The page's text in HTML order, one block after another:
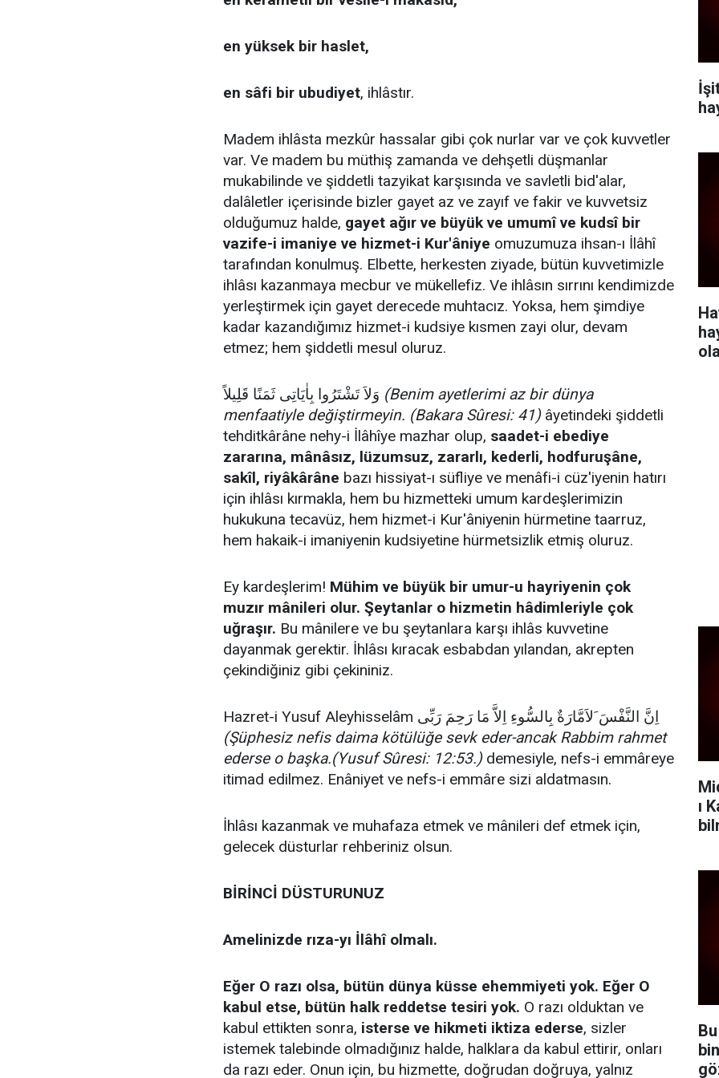
en yüksek bir haslet,
en sâfi bir ubudiyet, ihlâstır.
Madem ihlâsta mezkûr hassalar gibi çok nurlar var ve çok kuvvetler
var. Ve madem bu müthiş zamanda ve dehşetli düşmanlar
mukabilinde ve şiddetli tazyikat karşısında ve savletli bid'alar,
dalâletler içerisinde bizler gayet az ve zayıf ve fakir ve kuvvetsiz
olduğumuz halde, gayet ağır ve büyük ve umumî ve kudsî bir
vazife-i imaniye ve hizmet-i Kur'âniye omuzumuza ihsan-ı İlâhî
tarafından konulmuş. Elbette, herkesten ziyade, bütün kuvvetimizle
ihlâsı kazanmaya mecbur ve mükellefiz. Ve ihlâsın sırrını kendimizde
yerleştirmek için gayet derecede muhtacız. Yoksa, hem şimdiye
kadar kazandığımız hizmet-i kudsiye kısmen zayi olur, devam
etmez; hem şiddetli mesul oluruz.
(Benim ayetlerimi az bir dünya
menfaatiyle değiştirmeyin. (Bakara Sûresi: 41)âyetindeki şiddetli
tehditkârâne nehy-i İlâhîye mazhar olup, saadet-i ebediye
zararına, mânâsız, lüzumsuz, zararlı, kederli, hodfuruşâne,
sakîl, riyâkârâne bazı hissiyat-ı süfliye ve menâfi-i cüz'iyenin hatırı
için ihlâsı kırmakla, hem bu hizmetteki umum kardeşlerimizin
hukukuna tecavüz, hem hizmet-i Kur'âniyenin hürmetine taarruz,
hem hakaik-i imaniyenin kudsiyetine hürmetsizlik etmiş oluruz.
Ey kardeşlerim! Mühim ve büyük bir umur-u hayriyenin çok
muzır mânileri olur. Şeytanlar o hizmetin hâdimleriyle çok
uğraşır. Bu mânilere ve bu şeytanlara karşı ihlâs kuvvetine
dayanmak gerektir. İhlâsı kıracak esbabdan yılandan, akrepten
çekindiğiniz gibi çekininiz.
Hazret-i Yusuf Aleyhisselâm اِنَّ النَّفْسَ َلاَمَّارَةٌ بِالسُّوءِ اِلاَّ مَا رَحِمَ رَبِّى
(Şüphesiz nefis daima kötülüğe sevk eder-ancak Rabbim rahmet
ederse o başka.(Yusuf Sûresi: 12:53.)demesiyle, nefs-i emmâreye
itimad edilmez. Enâniyet ve nefs-i emmâre sizi aldatmasın.
İhlâsı kazanmak ve muhafaza etmek ve mânileri def etmek için,
gelecek düsturlar rehberiniz olsun.
BİRİNCİ DÜSTURUNUZ
Amelinizde rıza-yı İlâhî olmalı.
Eğer O razı olsa, bütün dünya küsse ehemmiyeti yok. Eğer O
kabul etse, bütün halk reddetse tesiri yok. O razı olduktan ve
kabul ettikten sonra, isterse ve hikmeti iktiza ederse, sizler
istemek talebinde olmadığınız halde, halklara da kabul ettirir, onları
da razı eder. Onun için, bu hizmette, doğrudan doğruya, yalnız
ı